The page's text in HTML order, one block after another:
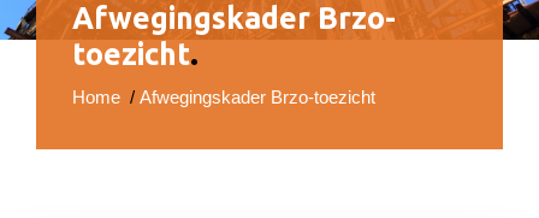
Afwegingskader Brzo-
toezicht.
Home / Afwegingskader Brzo-toezicht